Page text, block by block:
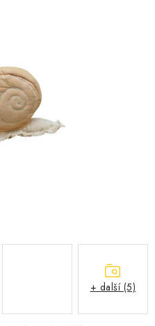
+ další (5)